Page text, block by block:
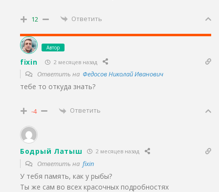
12 Ответить
Автор
fixin 2 месяцев назад
Ответить на Федосов Николай Иванович
тебе то откуда знать?
-4 Ответить
Бодрый Латыш 2 месяцев назад
Ответить на fixin
У тебя память, как у рыбы?
Ты же сам во всех красочных подробностях